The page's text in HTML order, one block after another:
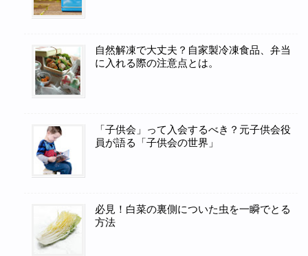
自然解凍で大丈夫？自家製冷凍食品、弁当
に入れる際の注意点とは。
「子供会」って入会するべき？元子供会役
員が語る「子供会の世界」
必見！白菜の裏側についた虫を一瞬でとる
方法